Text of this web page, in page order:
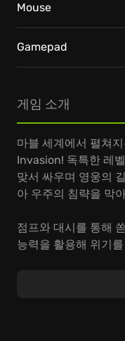
게임 소개
마블 세계에서 펼쳐
Invasion! 독특한 레
맞서 싸우며 영웅의
아 우주의 침략을 막
점프와 대시를 통해
능력을 활용해 위기
친구와 함께 힘을 합
Mouse
Gamepad